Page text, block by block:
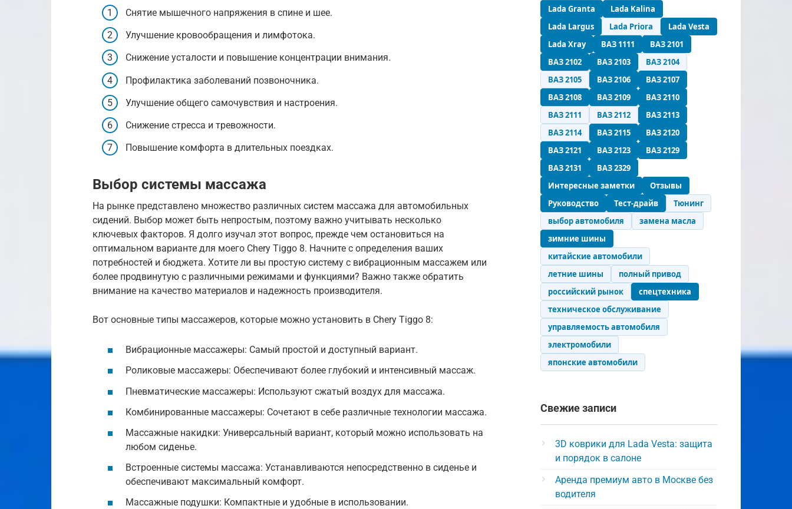
Снятие мышечного напряжения в спине и шее.
Улучшение кровообращения и лимфотока.
Снижение усталости и повышение концентрации внимания.
Профилактика заболеваний позвоночника.
Улучшение общего самочувствия и настроения.
Снижение стресса и тревожности.
Повышение комфорта в длительных поездках.
Выбор системы массажа
На рынке представлено множество различных систем массажа для автомобильных
сидений. Выбор может быть непростым, поэтому важно учитывать несколько
ключевых факторов. Я долго изучал этот вопрос, прежде чем остановиться на
оптимальном варианте для моего Chery Tiggo 8. Начните с определения ваших
потребностей и бюджета. Хотите ли вы простую систему с вибрационным массажем или
более продвинутую с различными режимами и функциями? Важно также обратить
внимание на качество материалов и надежность производителя.
Вот основные типы массажеров, которые можно установить в Chery Tiggo 8:
Вибрационные массажеры: Самый простой и доступный вариант.
Роликовые массажеры: Обеспечивают более глубокий и интенсивный массаж.
Пневматические массажеры: Используют сжатый воздух для массажа.
Комбинированные массажеры: Сочетают в себе различные технологии массажа.
Массажные накидки: Универсальный вариант, который можно использовать на
любом сиденье.
Встроенные системы массажа: Устанавливаются непосредственно в сиденье и
обеспечивают максимальный комфорт.
Массажные подушки: Компактные и удобные в использовании.
Lada Granta
Lada Kalina
Lada Largus
Lada Priora
Lada Vesta
Lada Xray
ВАЗ 1111
ВАЗ 2101
ВАЗ 2102
ВАЗ 2103
ВАЗ 2104
ВАЗ 2105
ВАЗ 2106
ВАЗ 2107
ВАЗ 2108
ВАЗ 2109
ВАЗ 2110
ВАЗ 2111
ВАЗ 2112
ВАЗ 2113
ВАЗ 2114
ВАЗ 2115
ВАЗ 2120
ВАЗ 2121
ВАЗ 2123
ВАЗ 2129
ВАЗ 2131
ВАЗ 2329
Интересные заметки
Отзывы
Руководство
Тест-драйв
Тюнинг
выбор автомобиля
замена масла
зимние шины
китайские автомобили
летние шины
полный привод
российский рынок
спецтехника
техническое обслуживание
управляемость автомобиля
электромобили
японские автомобили
Свежие записи
3D коврики для Lada Vesta: защита
и порядок в салоне
Аренда премиум авто в Москве без
водителя